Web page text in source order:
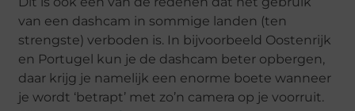
van een dashcam in sommige landen (ten
strengste) verboden is. In bijvoorbeeld Oostenrijk
en Portugel kun je de dashcam beter opbergen,
daar krijg je namelijk een enorme boete wanneer
je wordt ‘betrapt’ met zo’n camera op je voorruit.